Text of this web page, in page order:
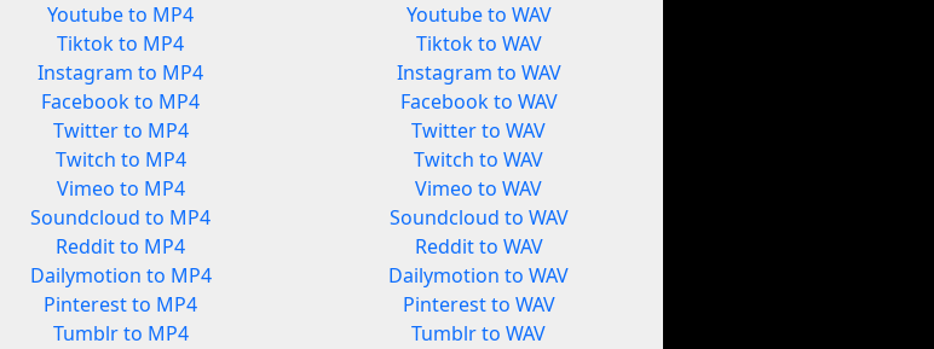
Youtube to MP4
Tiktok to MP4
Instagram to MP4
Facebook to MP4
Twitter to MP4
Twitch to MP4
Vimeo to MP4
Soundcloud to MP4
Reddit to MP4
Dailymotion to MP4
Pinterest to MP4
Tumblr to MP4
Youtube to WAV
Tiktok to WAV
Instagram to WAV
Facebook to WAV
Twitter to WAV
Twitch to WAV
Vimeo to WAV
Soundcloud to WAV
Reddit to WAV
Dailymotion to WAV
Pinterest to WAV
Tumblr to WAV